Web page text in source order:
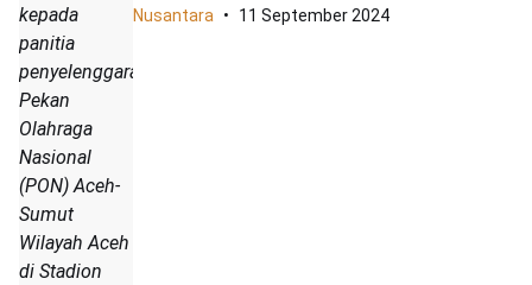
kepada
panitia
penyelenggara
Pekan
Olahraga
Nasional
(PON) Aceh-
Sumut
Wilayah Aceh
di Stadion
Nusantara 11 September 2024